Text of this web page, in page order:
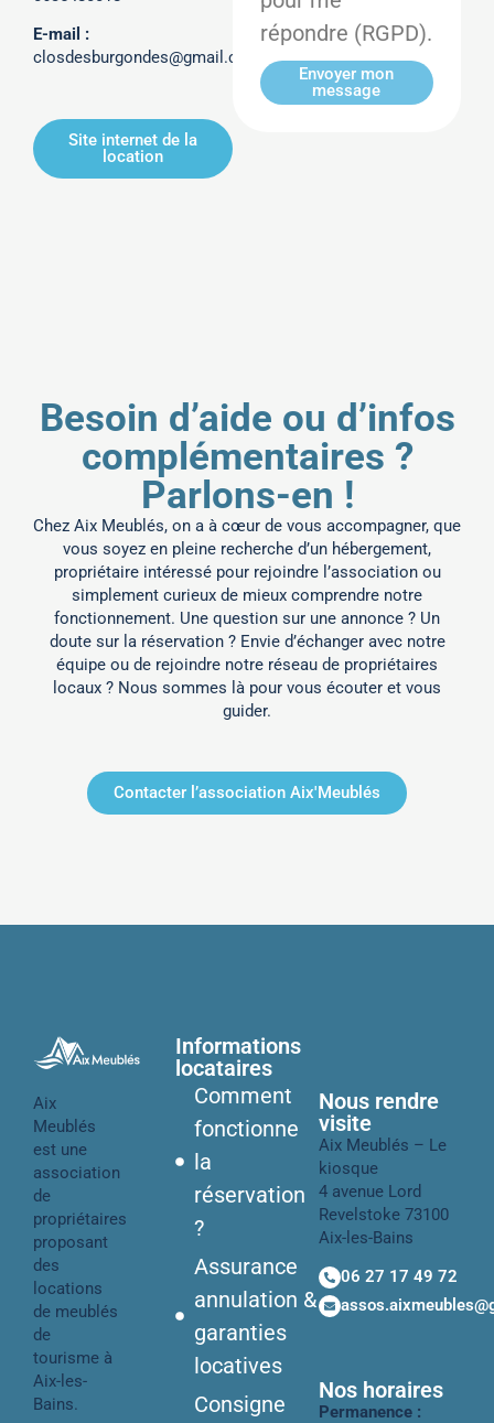
E-mail :
closdesburgondes@gmail.com
Site internet de la
location
répondre (RGPD).
Envoyer mon
message
Besoin d’aide ou d’infos
complémentaires ?
Parlons-en !
Chez Aix Meublés, on a à cœur de vous accompagner, que
vous soyez en pleine recherche d’un hébergement,
propriétaire intéressé pour rejoindre l’association ou
simplement curieux de mieux comprendre notre
fonctionnement. Une question sur une annonce ? Un
doute sur la réservation ? Envie d’échanger avec notre
équipe ou de rejoindre notre réseau de propriétaires
locaux ? Nous sommes là pour vous écouter et vous
guider.
Contacter l’association Aix'Meublés
Aix
Meublés
est une
association
de
propriétaires
proposant
des
locations
de meublés
de
tourisme à
Aix-les-
Bains.
Informations
locataires
Comment
fonctionne
la
réservation
?
Assurance
annulation &
garanties
locatives
Consigne
Nous rendre
visite
Aix Meublés – Le
kiosque
4 avenue Lord
Revelstoke 73100
Aix-les-Bains
06 27 17 49 72
Nos horaires
Permanence :